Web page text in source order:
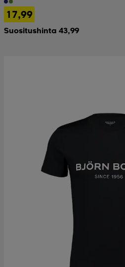
17,99
Suositushinta 43,99